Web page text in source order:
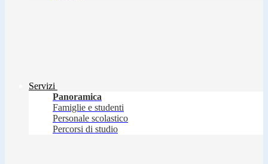
Servizi
Panoramica
Famiglie e studenti
Personale scolastico
Percorsi di studio